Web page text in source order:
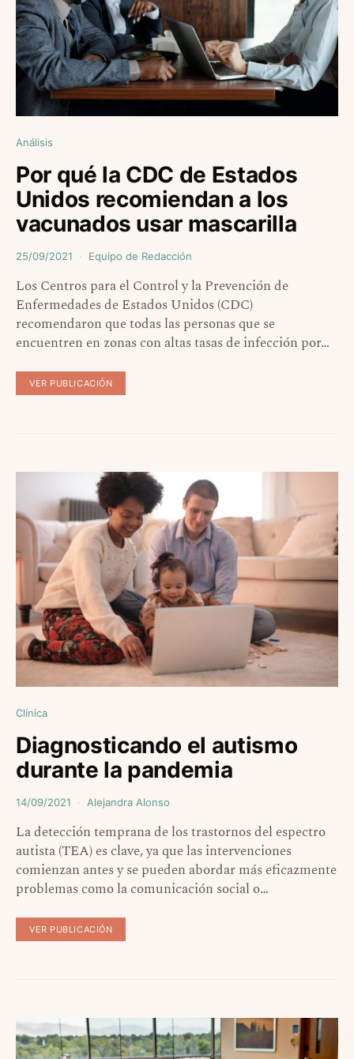
Análisis
Por qué la CDC de Estados
Unidos recomiendan a los
vacunados usar mascarilla
25/09/2021 Equipo de Redacción
Los Centros para el Control y la Prevención de
Enfermedades de Estados Unidos (CDC)
recomendaron que todas las personas que se
encuentren en zonas con altas tasas de infección por…
VER PUBLICACIÓN
Clínica
Diagnosticando el autismo
durante la pandemia
14/09/2021 Alejandra Alonso
La detección temprana de los trastornos del espectro
autista (TEA) es clave, ya que las intervenciones
comienzan antes y se pueden abordar más eficazmente
problemas como la comunicación social o…
VER PUBLICACIÓN